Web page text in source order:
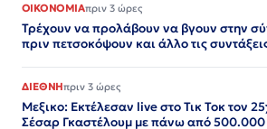
ΟΙΚΟΝΟΜΙΑπριν 3 ώρες
Τρέχουν να προλάβουν να βγουν στην
πριν πετσοκόψουν και άλλο τις
ΔΙΕΘΝΗπριν 3 ώρες
Μεξικο: Εκτέλεσαν live στο Τικ Τοκ τον
Σέσαρ Γκαστέλουμ με πάνω από 500.000